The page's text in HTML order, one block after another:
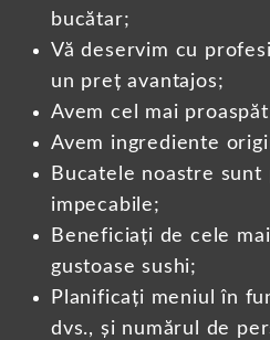
bucătar;
Vă deservim cu
un preț avantajos;
Avem cel mai
Avem ingrediente
Bucatele noastre
impecabile;
Beneficiați de cele
gustoase sushi;
Planificați meniul în
dvs., și numărul de